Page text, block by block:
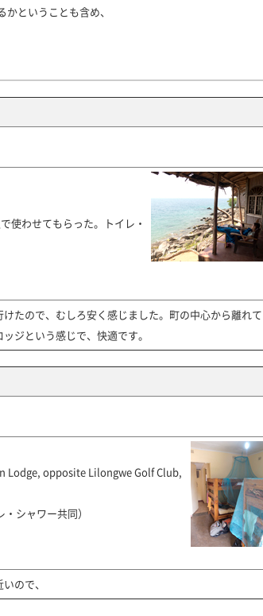
ということも含め、
使わせてもらった。トイレ・
たので、むしろ安く感じました。町の中心から離れて
ジという感じで、快適です。
Lodge, opposite Lilongwe Golf Club,
シャワー共同）
ので、